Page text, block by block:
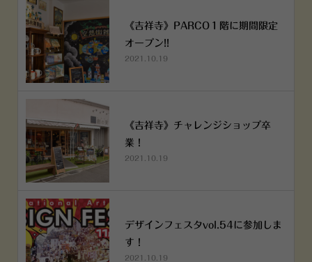
《吉祥寺》PARCO１階に期間限定
オープン!!
2021.10.19
《吉祥寺》チャレンジショップ卒
業！
2021.10.19
デザインフェスタvol.54に参加しま
す！
2021.10.19